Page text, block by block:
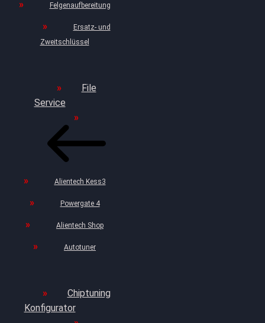
Felgenaufbereitung
Ersatz- und
Zweitschlüssel
File
Service
Alientech Kess3
Powergate 4
Alientech Shop
Autotuner
Chiptuning
Konfigurator